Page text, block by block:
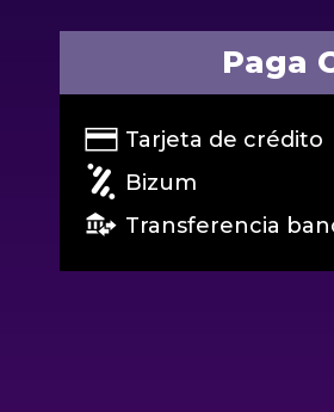
Paga
Tarjeta de crédito
Bizum
Transferencia